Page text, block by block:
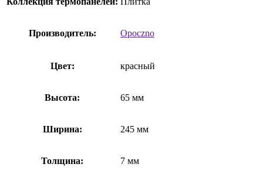
Производитель: Opoczno
Цвет: красный
Высота: 65 мм
Ширина: 245 мм
Толщина: 7 мм